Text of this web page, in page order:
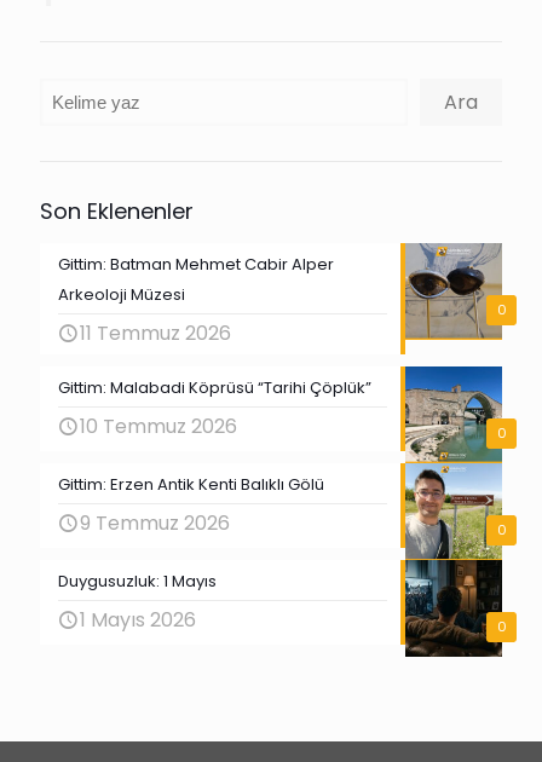
Ara Ara
Son Eklenenler
0
Gittim: Batman Mehmet Cabir Alper
Arkeoloji Müzesi
11 Temmuz 2026
0
Gittim: Malabadi Köprüsü “Tarihi Çöplük”
10 Temmuz 2026
0
Gittim: Erzen Antik Kenti Balıklı Gölü
9 Temmuz 2026
0
Duygusuzluk: 1 Mayıs
1 Mayıs 2026